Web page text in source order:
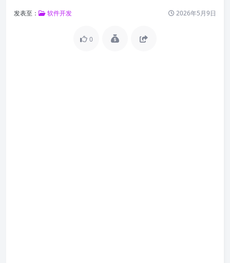
发表至： 软件开发 2026年5月9日
0